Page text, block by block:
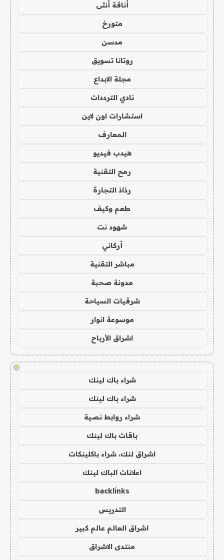
أناقة أنثى
متورخ
مدسن
روتانا تسويق
مجلة الابداع
نادي الترددات
استشارات اون لاين
المعارف
هيدب فيديو
رمح التقنية
رذاذ التجارة
طعم وكيف
شهود نت
أركاني
مباشر التقنية
مدونة صحبة
شرقيات السياحة
موسوعة انوار
اشراق الأرباح
!
شراء باك لينك
شراء باك لينك
شراء روابط نصية
باقات باك لينك
اشراق لنك، شراء باكلينكات
اعلانات الباك لينك
backlinks
التدريس
اشراق العالم عالم كبير
منتدى الاشراق